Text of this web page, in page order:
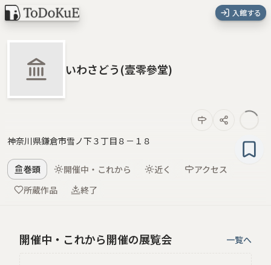
入館する
いわさどう(壹零參堂)
神奈川県鎌倉市雪ノ下３丁目８－１８
巻頭 開催中・これから 近く
アクセス
所蔵作品
終了
開催中・これから開催の展覧会 一覧へ